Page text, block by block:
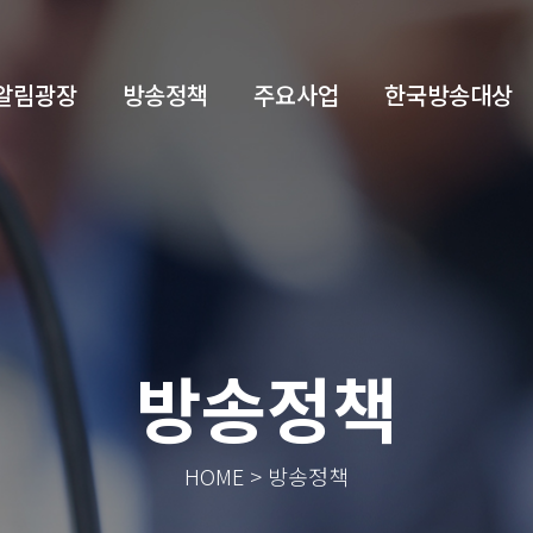
림광장 방송정책 주요사업 한국방송대상
방송정책
HOME > 방송정책